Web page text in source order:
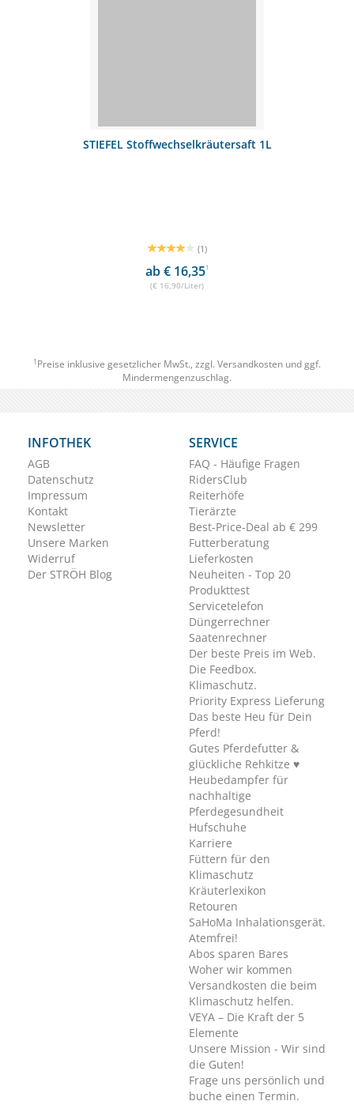
STIEFEL Stoffwechselkräutersaft 1L
(1)
ab € 16,351
(€ 16,90/Liter)
1 Preise inklusive gesetzlicher MwSt., zzgl. Versandkosten und ggf.
Mindermengenzuschlag.
INFOTHEK
AGB
Datenschutz
Impressum
Kontakt
Newsletter
Unsere Marken
Widerruf
Der STRÖH Blog
SERVICE
FAQ - Häufige Fragen
RidersClub
Reiterhöfe
Tierärzte
Best-Price-Deal ab € 299
Futterberatung
Lieferkosten
Neuheiten - Top 20
Produkttest
Servicetelefon
Düngerrechner
Saatenrechner
Der beste Preis im Web.
Die Feedbox.
Klimaschutz.
Priority Express Lieferung
Das beste Heu für Dein
Pferd!
Gutes Pferdefutter &
glückliche Rehkitze ♥
Heubedampfer für
nachhaltige
Pferdegesundheit
Hufschuhe
Karriere
Füttern für den
Klimaschutz
Kräuterlexikon
Retouren
SaHoMa Inhalationsgerät.
Atemfrei!
Abos sparen Bares
Woher wir kommen
Versandkosten die beim
Klimaschutz helfen.
VEYA – Die Kraft der 5
Elemente
Unsere Mission - Wir sind
die Guten!
Frage uns persönlich und
buche einen Termin.